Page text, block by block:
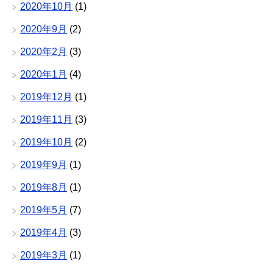
2020年10月 (1)
2020年9月 (2)
2020年2月 (3)
2020年1月 (4)
2019年12月 (1)
2019年11月 (3)
2019年10月 (2)
2019年9月 (1)
2019年8月 (1)
2019年5月 (7)
2019年4月 (3)
2019年3月 (1)